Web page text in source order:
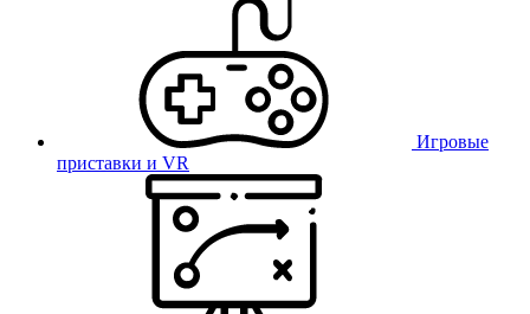
Игровые
приставки и VR